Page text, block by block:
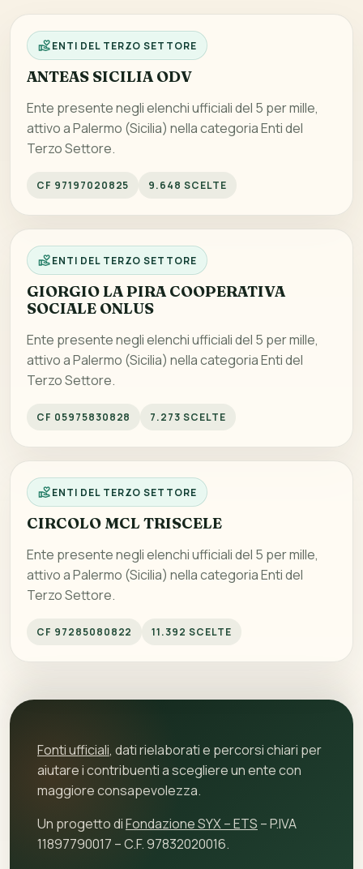
ENTI DEL TERZO SETTORE
ANTEAS SICILIA ODV
Ente presente negli elenchi ufficiali del 5 per mille,
attivo a Palermo (Sicilia) nella categoria Enti del
Terzo Settore.
CF 97197020825 9.648 SCELTE
ENTI DEL TERZO SETTORE
GIORGIO LA PIRA COOPERATIVA
SOCIALE ONLUS
Ente presente negli elenchi ufficiali del 5 per mille,
attivo a Palermo (Sicilia) nella categoria Enti del
Terzo Settore.
CF 05975830828 7.273 SCELTE
ENTI DEL TERZO SETTORE
CIRCOLO MCL TRISCELE
Ente presente negli elenchi ufficiali del 5 per mille,
attivo a Palermo (Sicilia) nella categoria Enti del
Terzo Settore.
CF 97285080822 11.392 SCELTE
Fonti ufficiali, dati rielaborati e percorsi chiari per
aiutare i contribuenti a scegliere un ente con
maggiore consapevolezza.
Un progetto diFondazione SYX – ETS – P.IVA
11897790017 – C.F. 97832020016.